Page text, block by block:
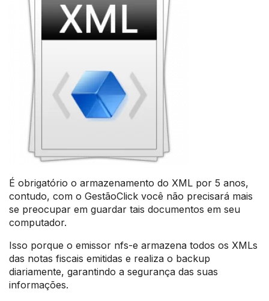
É obrigatório o armazenamento do XML por 5 anos,
contudo, com o GestãoClick você não precisará mais
se preocupar em guardar tais documentos em seu
computador.
Isso porque o emissor nfs-e armazena todos os XMLs
das notas fiscais emitidas e realiza o backup
diariamente, garantindo a segurança das suas
informações.